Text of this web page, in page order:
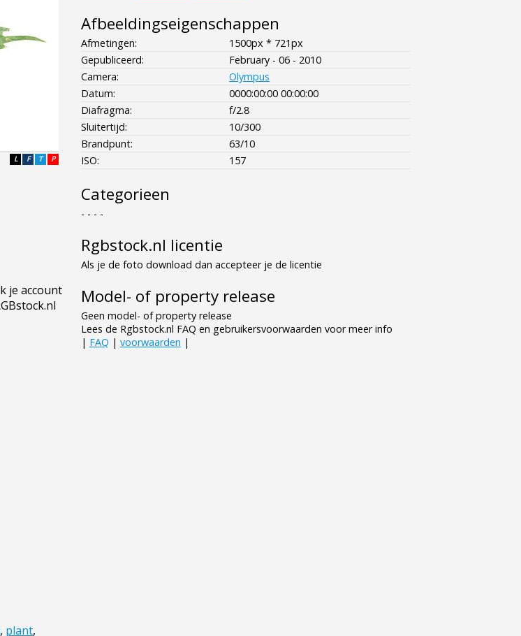
P
T
F
L
, plant,
Afbeeldingseigenschappen
Afmetingen:
1500px * 721px
Gepubliceerd:
February - 06 - 2010
Camera:
Olympus
Datum:
0000:00:00 00:00:00
Diafragma:
f/2.8
Sluitertijd:
10/300
Brandpunt:
63/10
ISO:
157
Categorieen
- - - -
Rgbstock.nl licentie
Als je de foto download dan accepteer je de licentie
Model- of property release
Geen model- of property release
Lees de Rgbstock.nl FAQ en gebruikersvoorwaarden voor meer info
| FAQ | voorwaarden |